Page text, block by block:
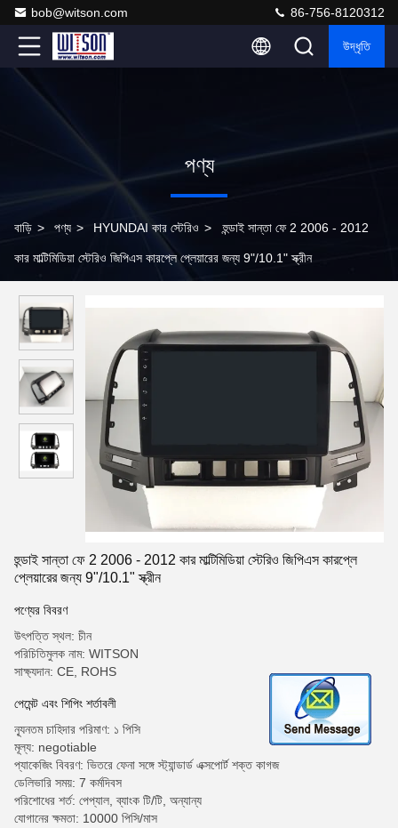
bob@witson.com 86-756-8120312
উদ্ধৃতি
পণ্য
বাড়ি > পণ্য > HYUNDAI কার স্টেরিও > হুন্ডাই সান্তা ফে 2 2006 - 2012
কার মাল্টিমিডিয়া স্টেরিও জিপিএস কারপ্লে প্লেয়ারের জন্য 9"/10.1" স্ক্রীন
হুন্ডাই সান্তা ফে 2 2006 - 2012 কার মাল্টিমিডিয়া স্টেরিও জিপিএস কারপ্লে
প্লেয়ারের জন্য 9"/10.1" স্ক্রীন
পণ্যের বিবরণ
উৎপত্তি স্থল: চীন
পরিচিতিমুলক নাম: WITSON
সাক্ষ্যদান: CE, ROHS
পেমেন্ট এবং শিপিং শর্তাবলী
ন্যূনতম চাহিদার পরিমাণ: ১ পিসি
মূল্য: negotiable
প্যাকেজিং বিবরণ: ভিতরে ফেনা সঙ্গে স্ট্যান্ডার্ড এক্সপোর্ট শক্ত কাগজ
ডেলিভারি সময়: 7 কর্মদিবস
পরিশোধের শর্ত: পেপ্যাল, ব্যাংক টি/টি, অন্যান্য
যোগানের ক্ষমতা: 10000 পিসি/মাস